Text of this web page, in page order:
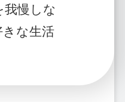
慢しな
な生活